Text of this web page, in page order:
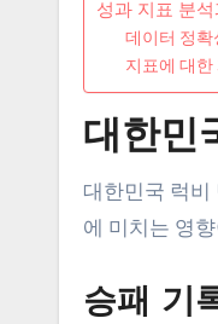
성과 지표 분
데이터 정확
지표에 대한
대한민
대한민국 럭비
에 미치는 영
승패 기